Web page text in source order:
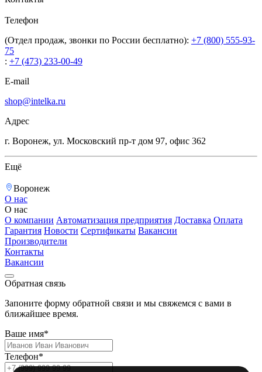
Телефон
(Отдел продаж, звонки по России бесплатно): +7 (800) 555-93-
75
: +7 (473) 233-00-49
E-mail
shop@intelka.ru
Адрес
г. Воронеж, ул. Московский пр-т дом 97, офис 362
Ещё
Воронеж
О нас
О нас
О компании Автоматизация предприятия Доставка Оплата
Гарантия Новости Сертификаты Вакансии
Производители
Контакты
Вакансии
Обратная связь
Запоните форму обратной связи и мы свяжемся с вами в
ближайшее время.
Ваше имя*
Телефон*